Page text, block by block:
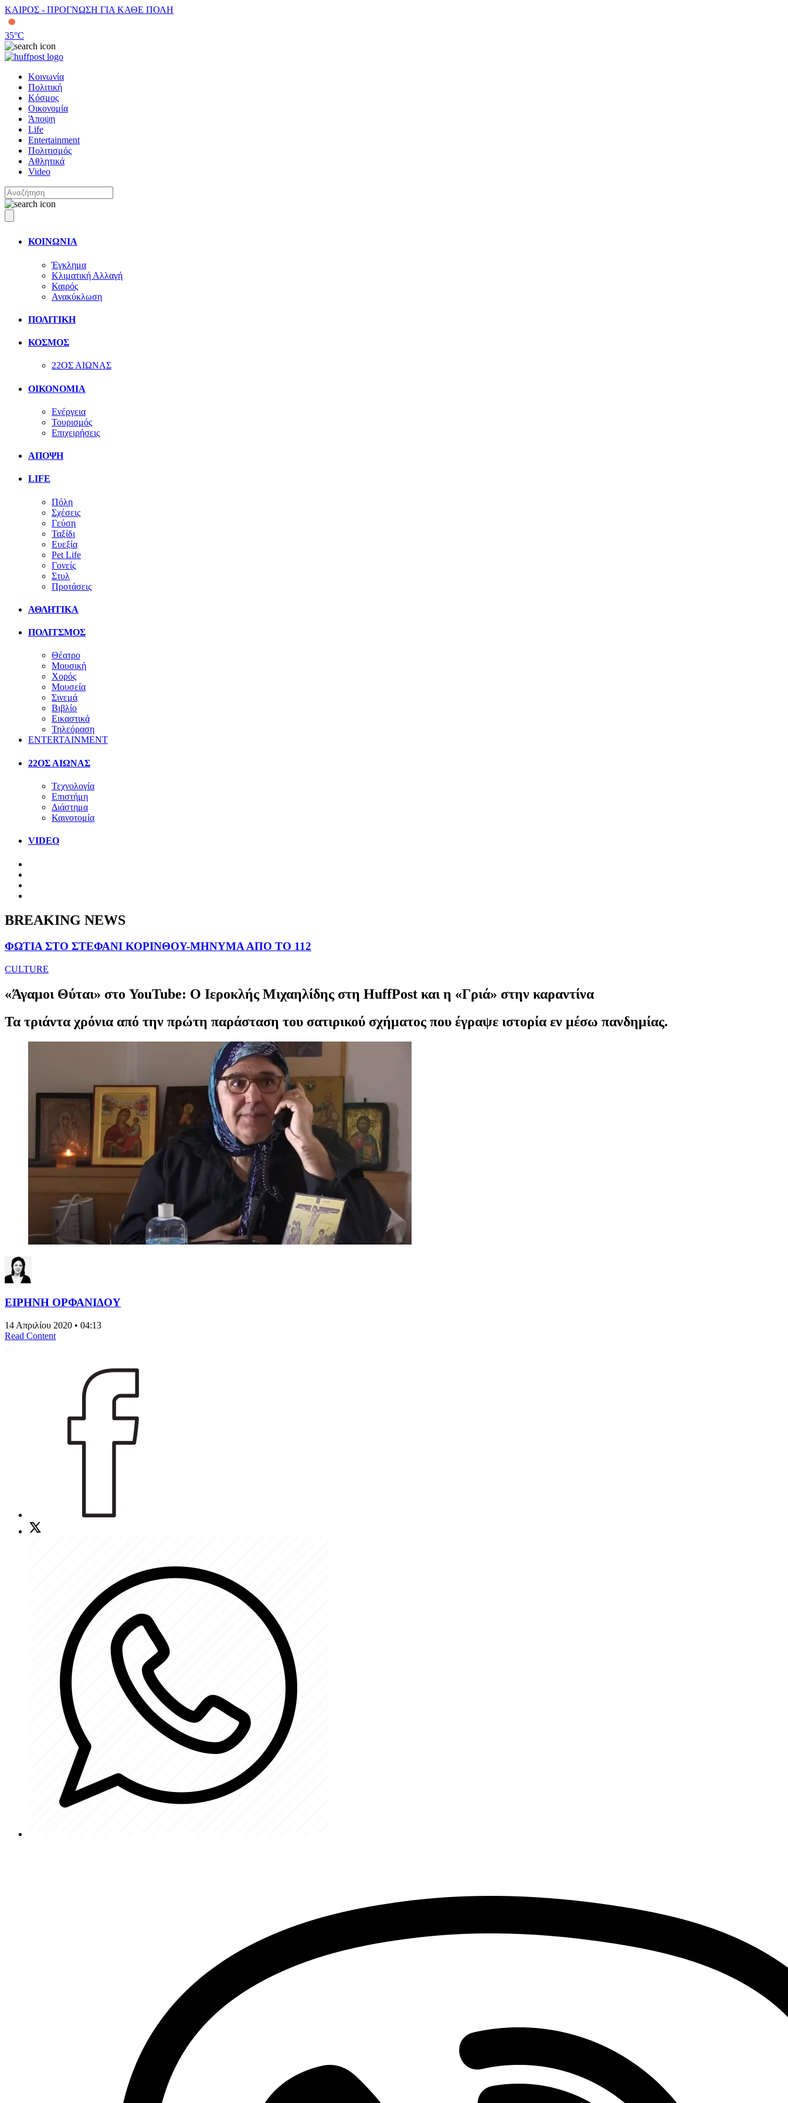
ΚΑΙΡΟΣ - ΠΡΟΓΝΩΣΗ ΓΙΑ ΚΑΘΕ ΠΟΛΗ
35°C
Κοινωνία
Πολιτική
Κόσμος
Οικονομία
Άποψη
Life
Entertainment
Πολιτισμός
Αθλητικά
Video
ΚΟΙΝΩΝΙΑ
Έγκλημα
Κλιματική Αλλαγή
Καιρός
Ανακύκλωση
ΠΟΛΙΤΙΚΗ
ΚΟΣΜΟΣ
22ΟΣ ΑΙΩΝΑΣ
ΟΙΚΟΝΟΜΙΑ
Ενέργεια
Τουρισμός
Επιχειρήσεις
ΑΠΟΨΗ
LIFE
Πόλη
Σχέσεις
Γεύση
Ταξίδι
Ευεξία
Pet Life
Γονείς
Στυλ
Προτάσεις
ΑΘΛΗΤΙΚΑ
ΠΟΛΙΤΣΜΟΣ
Θέατρο
Μουσική
Χορός
Μουσεία
Σινεμά
Βιβλίο
Εικαστικά
Τηλεόραση
ENTERTAINMENT
22ΟΣ ΑΙΩΝΑΣ
Τεχνολογία
Επιστήμη
Διάστημα
Καινοτομία
VIDEO
BREAKING NEWS
ΦΩΤΙΑ ΣΤΟ ΣΤΕΦΑΝΙ ΚΟΡΙΝΘΟΥ-ΜΗΝΥΜΑ ΑΠΟ ΤΟ 112
CULTURE
«Άγαμοι Θύται» στο YouTube: Ο Ιεροκλής Μιχαηλίδης στη HuffPost και η «Γριά» στην καραντίνα
Τα τριάντα χρόνια από την πρώτη παράσταση του σατιρικού σχήματος που έγραψε ιστορία εν μέσω πανδημίας.
ΕΙΡΗΝΗ ΟΡΦΑΝΙΔΟΥ
14 Απριλίου 2020 • 04:13
Read Content